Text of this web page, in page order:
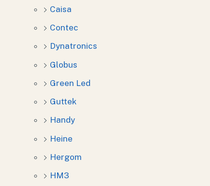
Caisa
Contec
Dynatronics
Globus
Green Led
Guttek
Handy
Heine
Hergom
HM3